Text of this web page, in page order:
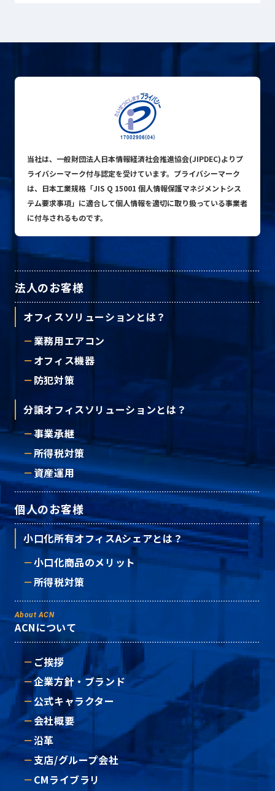
group 商談中のお客様
お問い合わせ
公式SNS
当社は、一般財団法人日本情報経済社会推進協会(JIPDEC)よりプ
ライバシーマーク付与認定を受けています。プライバシーマーク
は、日本工業規格「JIS Q 15001 個人情報保護マネジメントシス
テム要求事項」に適合して個人情報を適切に取り扱っている事業者
に付与されるものです。
法人のお客様
オフィスソリューションとは？
業務用エアコン
オフィス機器
防犯対策
分譲オフィスソリューションとは？
事業承継
所得税対策
資産運用
個人のお客様
小口化所有オフィスAシェアとは？
小口化商品のメリット
所得税対策
About ACN
ACNについて
ご挨拶
企業方針・ブランド
公式キャラクター
会社概要
沿革
支店/グループ会社
CMライブラリ